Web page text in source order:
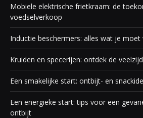
Mobiele elektrische frietkraam: de
voedselverkoop
Inductie beschermers: alles wat je moet
Kruiden en specerijen: ontdek de
Een smakelijke start: ontbijt- en
Een energieke start: tips voor een
ontbijt